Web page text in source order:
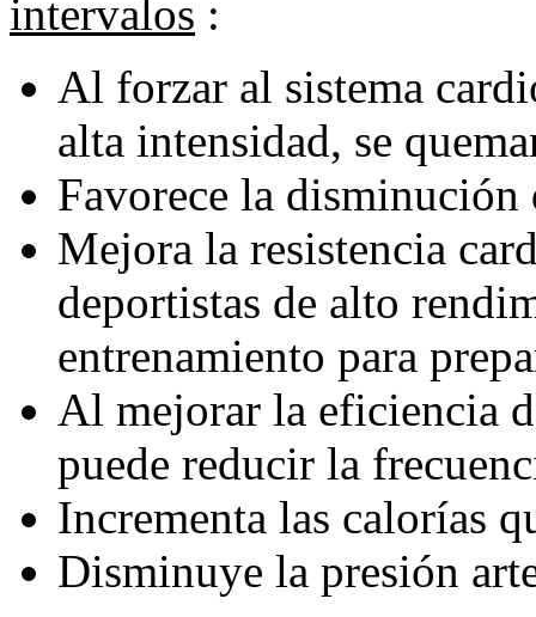
intervalos :
Al forzar al sistema
alta intensidad, se
Favorece la disminución
Mejora la resistencia
deportistas de alto
entrenamiento para
Al mejorar la eficiencia
puede reducir la
Incrementa las calorías
Disminuye la presión